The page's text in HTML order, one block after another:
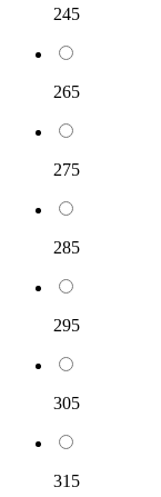
245
265
275
285
295
305
315